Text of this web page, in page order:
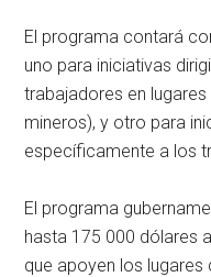
El programa contará
uno para iniciativas
trabajadores en
mineros), y otro para
específicamente a los
El programa
hasta 175 000 dólares
que apoyen los